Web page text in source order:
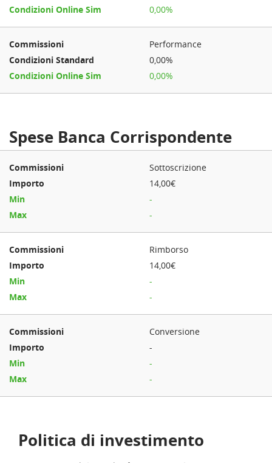
0,00%
Performance
0,00%
0,00%
Spese Banca Corrispondente
Sottoscrizione
14,00€
-
-
Rimborso
14,00€
-
-
Conversione
-
-
-
Politica di investimento